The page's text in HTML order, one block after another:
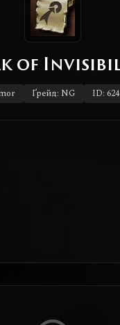
of
Ґрейд: NG ID: 624